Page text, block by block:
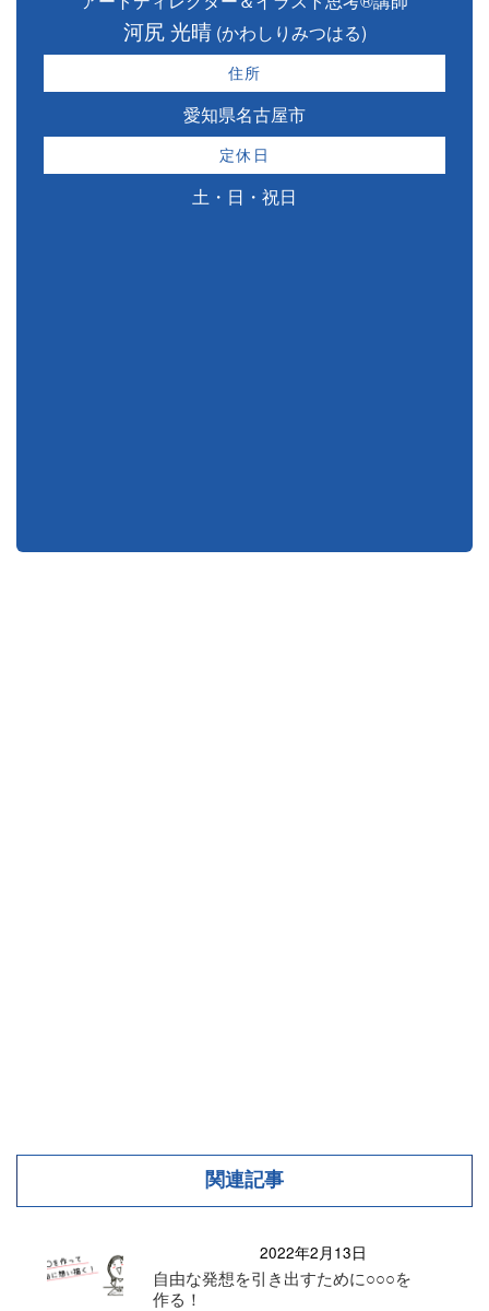
河尻 光晴(かわしりみつはる)
住所
愛知県名古屋市
定休日
土・日・祝日
関連記事
2022年2月13日
自由な発想を引き出すために○○○を
作る！